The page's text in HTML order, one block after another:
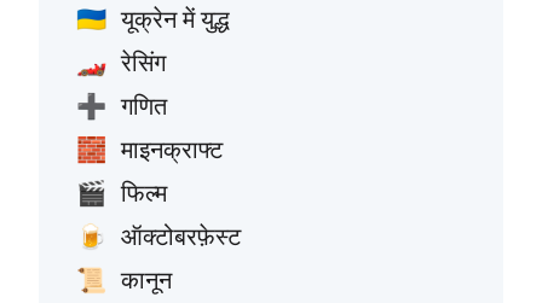
🇺🇦 यूक्रेन में युद्ध
🏎️ रेसिंग
➕ गणित
🧱 माइनक्राफ्ट
🎬 फिल्म
🍺 ऑक्टोबरफ़ेस्ट
📜 कानून